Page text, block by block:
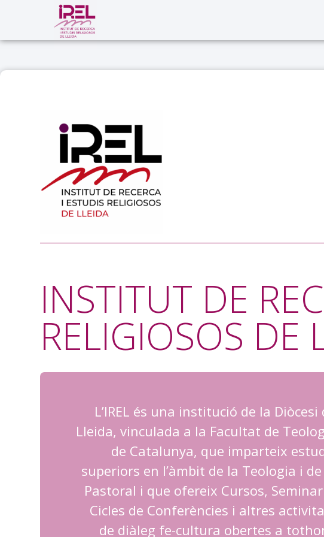
INSTITUT DE
RELIGIOSOS DE
L’IREL és una institució de la Diòcesi
Lleida, vinculada a la Facultat de
de Catalunya, que imparteix
superiors en l’àmbit de la Teologia i
Pastoral i que ofereix Cursos,
Cicles de Conferències i altres
de diàleg fe-cultura obertes a